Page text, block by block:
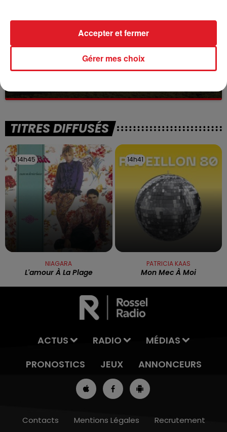
WINGLES: UN JEUNE PERD LA VIE, NOYÉ À
La victime a coulé à pic
TITRES DIFFUSÉS
14h45
14h45
NIAGARA
L'amour À La Plage
14h41
14h41
PATRICIA KAAS
Mon Mec À Moi
ACTUS RADIO
MÉDIAS
PRONOSTICS
JEUX ANNONCEURS
Contacts Mentions Légales Recrutement
Gérer mes choix
Accepter et fermer